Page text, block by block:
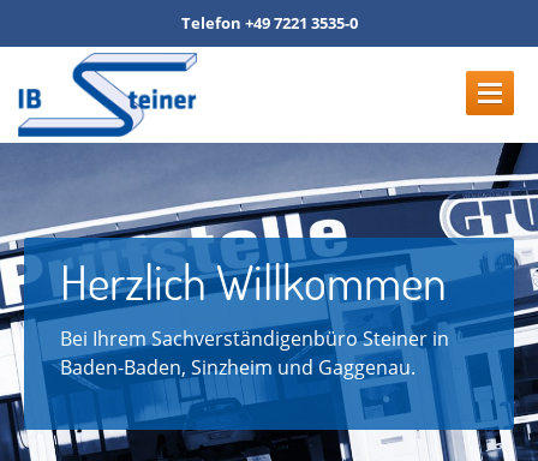
Telefon +49 7221 3535-0
Sachverständigen-Tätigkeit
Amtliche Tätigkeit (GTÜ)
UNFALLTIPPS
TEAM
KARRIERE
Herzlich Willkommen
Bei Ihrem Sachverständigenbüro Steiner in
Baden-Baden, Sinzheim und Gaggenau.